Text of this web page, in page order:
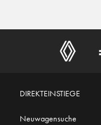
DIREKTEINSTIEGE
Neuwagensuche